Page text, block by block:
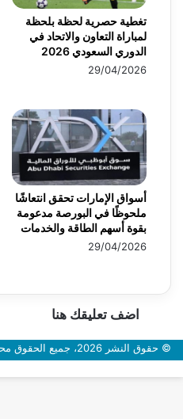
تغطية حصرية لحظة بلحظة
لمباراة التعاون والاتحاد في
الدوري السعودي 2026
29/04/2026
أسواق الإمارات تحقق انتعاشًا
ملحوظًا في البورصة مدعومة
بقوة أسهم الطاقة والخدمات
29/04/2026
اضف تعليقك هنا
© حقوق النشر 2026، جميع الحقوق محفوظة بوابة سعودي اون